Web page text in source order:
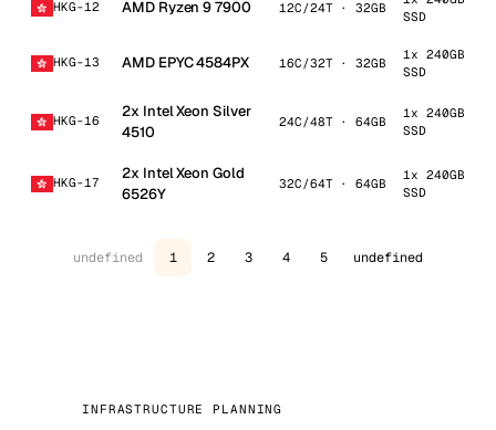
HKG-12 AMD Ryzen 9 7900 12C/24T · 32GB
SSD
HKG-13 AMD EPYC 4584PX 16C/32T · 32GB
1x 240GB
SSD
HKG-16
2x Intel Xeon Silver
4510
24C/48T · 64GB
1x 240GB
SSD
HKG-17
2x Intel Xeon Gold
6526Y
32C/64T · 64GB
1x 240GB
SSD
undefined 1 2 3 4 5 undefined
INFRASTRUCTURE PLANNING